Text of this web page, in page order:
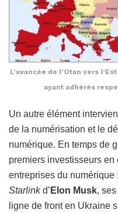
L’avancée de l’Otan vers
ayant adhérés
Un autre élément
de la numérisation et le
numérique. En temps de
premiers investisseurs
entreprises du numérique
Starlinkd’ Elon Musk,
ligne de front en Ukraine